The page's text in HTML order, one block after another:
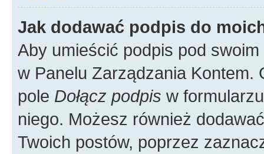
Jak dodawać podpis do
Aby umieścić podpis pod
w Panelu Zarządzania
pole Dołącz podpis w
niego. Możesz również
Twoich postów, poprzez